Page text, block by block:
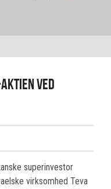
aktien ved
superinvestor
virksomhed Teva